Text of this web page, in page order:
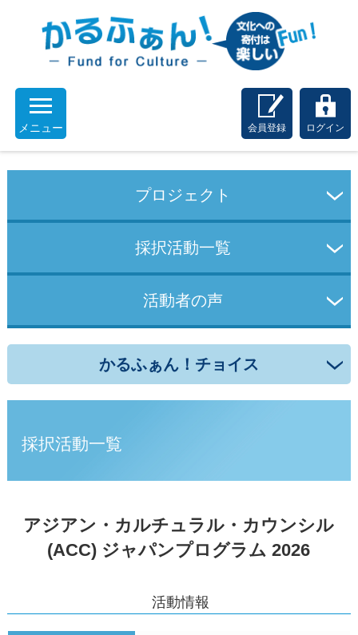
メニュー 会員登録 ログイン
プロジェクト
採択活動一覧
活動者の声
かるふぁん！チョイス
採択活動一覧
アジアン・カルチュラル・カウンシル
(ACC) ジャパンプログラム 2026
活動情報